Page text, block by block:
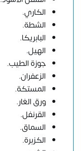
الكاري.
الشطة.
البابريكا.
الهيل.
جوزة الطيب.
الزعفران.
المستكة.
ورق الغار.
القرنفل.
السماق.
الكزبرة.